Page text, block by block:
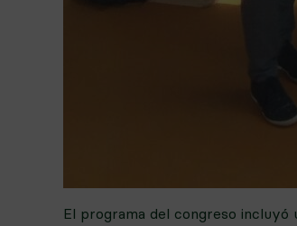
El programa del congreso incluyó